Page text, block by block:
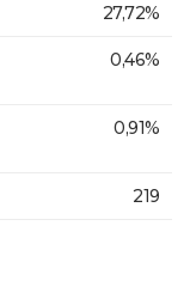
27,72%
0,46%
0,91%
219